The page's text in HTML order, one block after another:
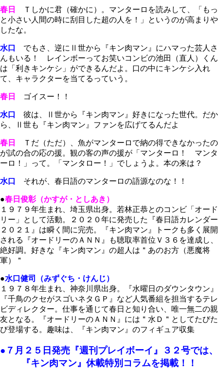
春日
Ｔしかに君（確かに）。マンターロを読みして、「もっ
と小さい人間の時に刮目した超の人を！」というのが高まりや
したな。
水口
でもさ、逆にⅡ世から『キン肉マン』にハマった芸人さ
んもいる！ レインボーってお笑いコンビの池田（直人）くん
は「利きキンケシ」ができるんだよ。口の中にキンケシ入れ
て、キャラクターを当てるっていう。
春日 ゴイスー！！
水口
彼は、Ⅱ世から『キン肉マン』好きになった世代。だか
ら、Ⅱ世も『キン肉マン』ファンを広げてるんだよ
春日
Ｔだ（ただ）、魚がマンターロで納の得できなかったの
が試の合の応の援。観の客の声の援が「マンターロ！ マンタ
ーロ！」って。「マンタロー！」でしょうよ。本の来は？
水口 それが、春日語のマンターロの語源なのな！！
●春日俊彰（かすが・としあき）
１９７９年生まれ、埼玉県出身。若林正恭とのコンビ「オード
リー」として活動。２０２０年に発売した『春日語カレンダー
２０２１』は瞬く間に完売。『キン肉マン』トークも多く展開
される『オードリーのＡＮＮ』も聴取率首位Ｖ３６を達成し、
絶好調。好きな『キン肉マン』の超人は＂あのお方（悪魔将
軍）＂
●水口健司（みずぐち・けんじ）
１９７８年生まれ、神奈川県出身。『水曜日のダウンタウン』
『千鳥のクセがスゴいネタＧＰ』など人気番組を担当するテレ
ビディレクター。仕事を通じて春日と知り合い、唯一無二の親
友となる。『オードリーのＡＮＮ』には＂水Ｄ＂としてたびた
び登場する。趣味は、『キン肉マン』のフィギュア収集
●７月２５日発売『週刊プレイボーイ』３２号では、
『キン肉マン』休載特別コラムを掲載！！